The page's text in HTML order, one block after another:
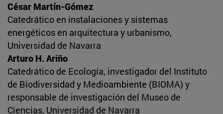
César Martín-Gómez
Catedrático en instalaciones y sistemas
energéticos en arquitectura y urbanismo,
Universidad de Navarra
Arturo H. Ariño
Catedrático de Ecología, investigador del Instituto
de Biodiversidad y Medioambiente (BIOMA) y
responsable de investigación del Museo de
Ciencias, Universidad de Navarra